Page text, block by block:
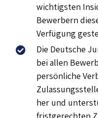
wichtigsten
Bewerbern
Verfügung
Die Deutsche
bei allen
persönliche
her und
fristgerechten